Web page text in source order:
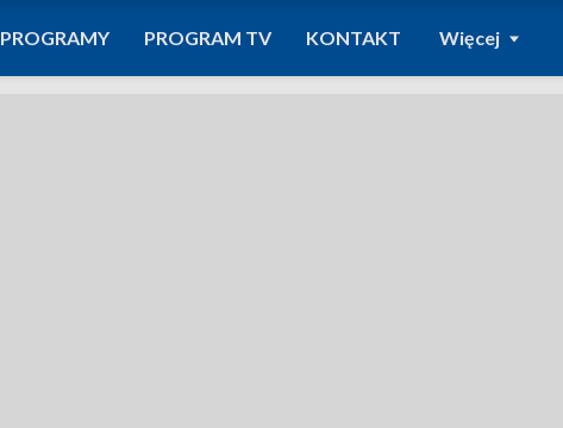
PROGRAMY PROGRAM TV KONTAKT Więcej